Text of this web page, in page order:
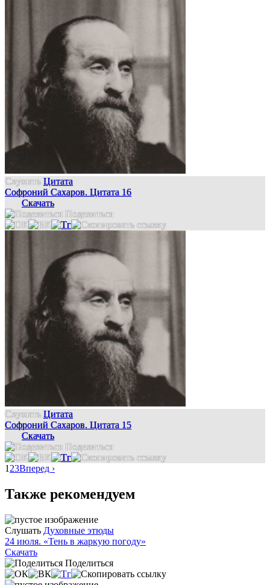
Слушать Цитата
Софроний Сахаров. Цитата 16
Скачать
Поделиться
Слушать Цитата
Софроний Сахаров. Цитата 15
Скачать
Поделиться
1 23Вперед ›
Также рекомендуем
Слушать Духовные этюды
24 июля. «Тень в жаркую погоду»
Скачать
Поделиться